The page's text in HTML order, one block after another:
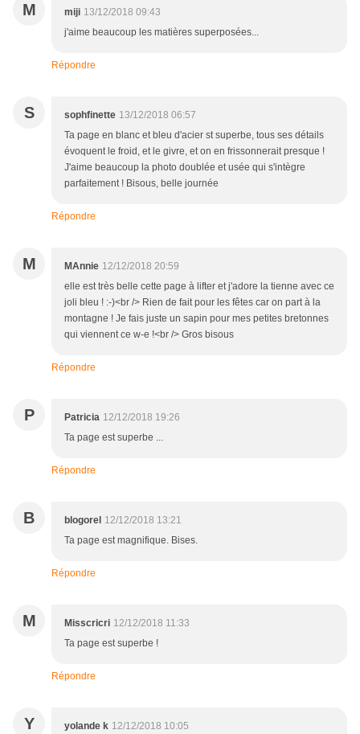
M miji 13/12/2018 09:43
j'aime beaucoup les matières superposées...
Répondre
S sophfinette 13/12/2018 06:57
Ta page en blanc et bleu d'acier st superbe, tous ses détails
évoquent le froid, et le givre, et on en frissonnerait presque !
J'aime beaucoup la photo doublée et usée qui s'intègre
parfaitement ! Bisous, belle journée
Répondre
M MAnnie 12/12/2018 20:59
elle est très belle cette page à lifter et j'adore la tienne avec ce
joli bleu ! :-)<br /> Rien de fait pour les fêtes car on part à la
montagne ! Je fais juste un sapin pour mes petites bretonnes
qui viennent ce w-e !<br /> Gros bisous
Répondre
P Patricia 12/12/2018 19:26
Ta page est superbe ...
Répondre
B blogorel 12/12/2018 13:21
Ta page est magnifique. Bises.
Répondre
M Misscricri 12/12/2018 11:33
Ta page est superbe !
Répondre
Y yolande k 12/12/2018 10:05